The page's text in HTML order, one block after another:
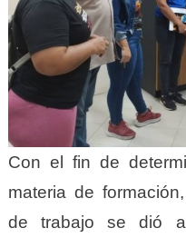
Con el fin de
materia de
de trabajo se dió